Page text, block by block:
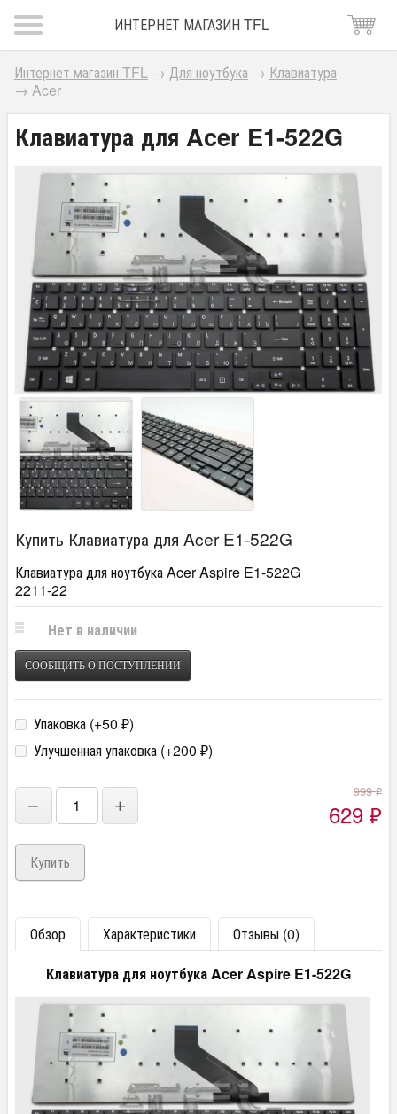
ИНТЕРНЕТ МАГАЗИН TFL
Интернет магазин TFL → Для ноутбука → Клавиатура
→ Acer
Клавиатура для Acer E1-522G
Купить Клавиатура для Acer E1-522G
Клавиатура для ноутбука Acer Aspire E1-522G
2211-22
Нет в наличии
СООБЩИТЬ О ПОСТУПЛЕНИИ
Упаковка (+50 ₽)
Улучшенная упаковка (+200 ₽)
− +
999₽
629 ₽
Обзор Характеристики
Отзывы (0)
Клавиатура для ноутбука Acer Aspire E1-522G